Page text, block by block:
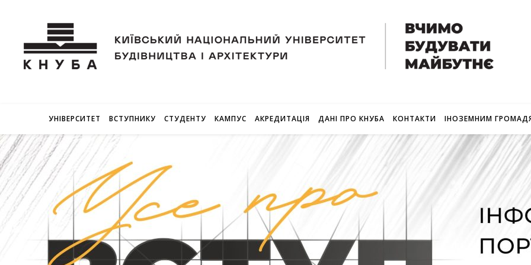
УНІВЕРСИТЕТ ВСТУПНИКУ СТУДЕНТУ КАМПУС АКРЕДИТАЦІЯ ДАНІ ПРО КНУБА КОНТАКТИ ІНОЗЕМНИМ